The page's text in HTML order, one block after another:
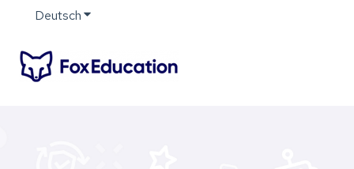
DeutschUntermenü für Übersetzungen anzeigen